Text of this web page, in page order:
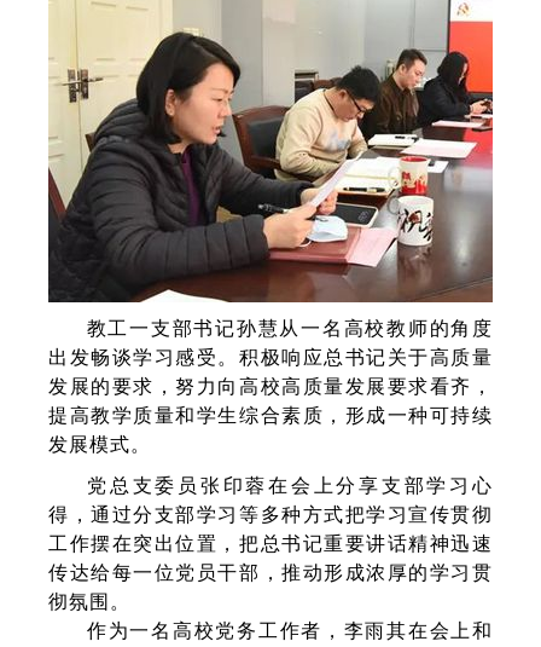
教工一支部书记孙慧从一名高校教师的角度
出发畅谈学习感受。积极响应总书记关于高质量
发展的要求，努力向高校高质量发展要求看齐，
提高教学质量和学生综合素质，形成一种可持续
发展模式。
党总支委员张印蓉在会上分享支部学习心
得，通过分支部学习等多种方式把学习宣传贯彻
工作摆在突出位置，把总书记重要讲话精神迅速
传达给每一位党员干部，推动形成浓厚的学习贯
彻氛围。
作为一名高校党务工作者，李雨其在会上和